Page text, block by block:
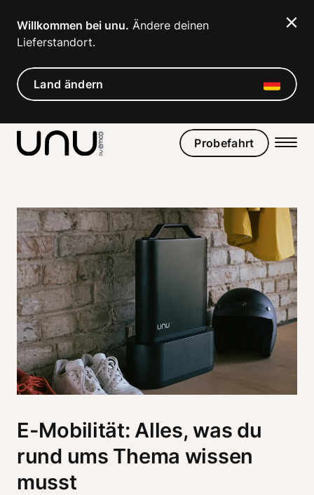
Willkommen bei unu. Ändere deinen
Lieferstandort.
Land ändern
Probefahrt
E-Mobilität: Alles, was du
rund ums Thema wissen
musst